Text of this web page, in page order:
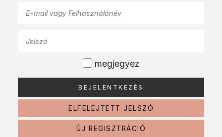
megjegyez
ELFELEJTETT JELSZÓ
ÚJ REGISZTRÁCIÓ